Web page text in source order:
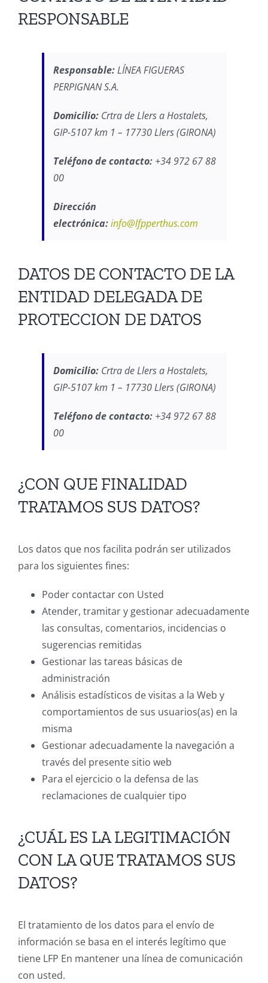
RESPONSABLE
Responsable:LÍNEA FIGUERAS
PERPIGNAN S.A.
Domicilio:Crtra de Llers a Hostalets,
GIP-5107 km 1 – 17730 Llers (GIRONA)
Teléfono de contacto:+34 972 67 88
00
Dirección
electrónica:info@lfpperthus.com
DATOS DE CONTACTO DE LA
ENTIDAD DELEGADA DE
PROTECCION DE DATOS
Domicilio:Crtra de Llers a Hostalets,
GIP-5107 km 1 – 17730 Llers (GIRONA)
Teléfono de contacto:+34 972 67 88
00
¿CON QUE FINALIDAD
TRATAMOS SUS DATOS?
Los datos que nos facilita podrán ser utilizados
para los siguientes fines:
Poder contactar con Usted
Atender, tramitar y gestionar adecuadamente
las consultas, comentarios, incidencias o
sugerencias remitidas
Gestionar las tareas básicas de
administración
Análisis estadísticos de visitas a la Web y
comportamientos de sus usuarios(as) en la
misma
Gestionar adecuadamente la navegación a
través del presente sitio web
Para el ejercicio o la defensa de las
reclamaciones de cualquier tipo
¿CUÁL ES LA LEGITIMACIÓN
CON LA QUE TRATAMOS SUS
DATOS?
El tratamiento de los datos para el envío de
información se basa en el interés legítimo que
tiene LFP En mantener una línea de comunicación
con usted.